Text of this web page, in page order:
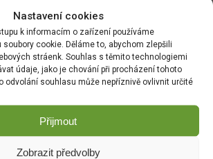
Nastavení cookies
k informacím o zařízení používáme
cookie. Děláme to, abychom zlepšili
stráenk. Souhlas s těmito technologiemi
údaje, jako je chování při procházení tohoto
odvolání souhlasu může nepříznivě ovlivnit určité
Přijmout
Zobrazit předvolby
místěMlýnská 59, Ruda, 27101
PŘÍSTUP
si s něčím nevíte rady,napište námnebo
KOMUNIKACE